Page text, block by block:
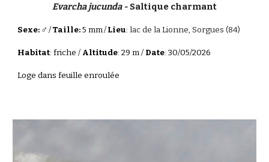
Evarcha jucunda - Saltique charmant
Sexe: ♂ /Taille:5 mm/Lieu:lac de la Lionne, Sorgues (84)
Habitat: friche / Altitude: 29 m / Date: 30/05/2026
Loge dans feuille enroulée